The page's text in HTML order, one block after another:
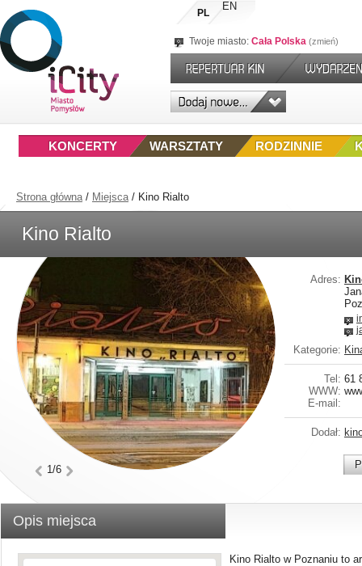
PL
EN
Twoje miasto: Cała Polska zmień
RODZINNIE
WARSZTATY
KONCERTY
Strona główna/ Miejsca/ Kino Rialto
1/6
Kino Rialto
Adres:
Kategorie:
Tel: 61
WWW:
E-mail:
Dodał:
Opis miejsca
Kino Rialto w Poznaniu to